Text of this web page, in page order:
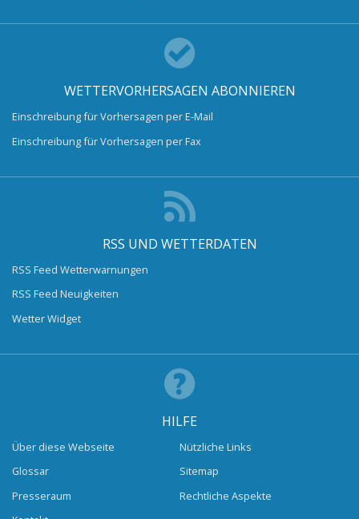
WETTERVORHERSAGEN ABONNIEREN
Einschreibung für Vorhersagen per E-Mail
Einschreibung für Vorhersagen per Fax
RSS UND WETTERDATEN
RSS Feed Wetterwarnungen
RSS Feed Neuigkeiten
Wetter Widget
HILFE
Über diese Webseite
Glossar
Presseraum
Nützliche Links
Sitemap
Rechtliche Aspekte